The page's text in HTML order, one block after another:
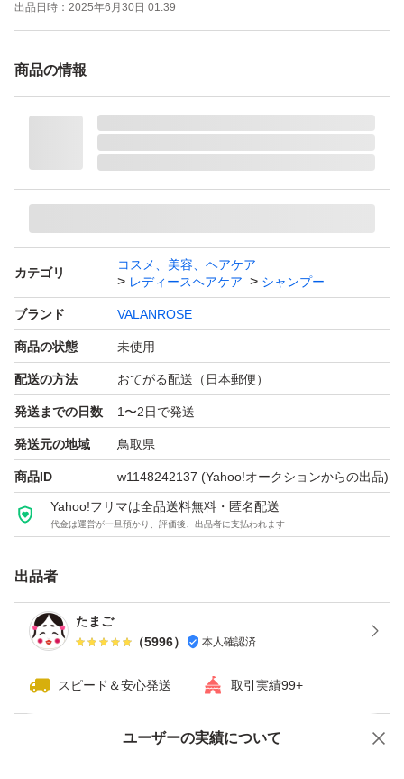
出品日時： 2025年6月30日 01:39
商品の情報
カテゴリ
コスメ、美容、ヘアケア
レディースヘアケア
シャンプー
ブランド VALANROSE
商品の状態 未使用
配送の方法 おてがる配送（日本郵便）
発送までの日数 1〜2日で発送
発送元の地域 鳥取県
商品ID w1148242137 (Yahoo!オークションからの出品)
Yahoo!フリマは全品送料無料・匿名配送
代金は運営が一旦預かり、評価後、出品者に支払われます
出品者
たまご
（5996） 本人確認済
スピード＆安心発送 取引実績99+
ユーザーの実績について
Yahoo!オークションで出品した商品のため一部機能は利用できません